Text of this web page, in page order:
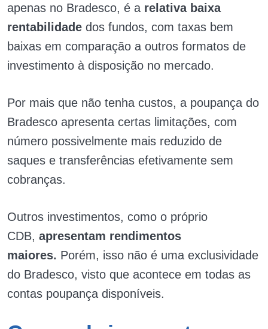
apenas no Bradesco, é a relativa baixa
rentabilidade dos fundos, com taxas bem
baixas em comparação a outros formatos de
investimento à disposição no mercado.
Por mais que não tenha custos, a poupança do
Bradesco apresenta certas limitações, com
número possivelmente mais reduzido de
saques e transferências efetivamente sem
cobranças.
Outros investimentos, como o próprio
CDB, apresentam rendimentos
maiores. Porém, isso não é uma exclusividade
do Bradesco, visto que acontece em todas as
contas poupança disponíveis.